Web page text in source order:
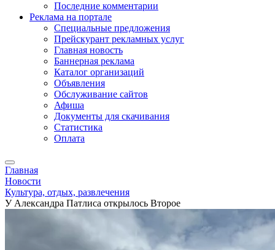
Последние комментарии
Реклама на портале
Специальные предложения
Прейскурант рекламных услуг
Главная новость
Баннерная реклама
Каталог организаций
Объявления
Обслуживание сайтов
Афиша
Документы для скачивания
Статистика
Оплата
Главная
Новости
Культура, отдых, развлечения
У Александра Патлиса открылось Второе